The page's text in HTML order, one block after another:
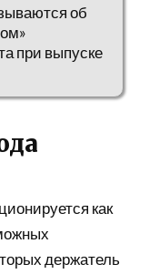
об
при выпуске
как
держатель